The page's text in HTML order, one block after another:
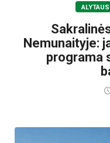
Nemunaityje:
programa